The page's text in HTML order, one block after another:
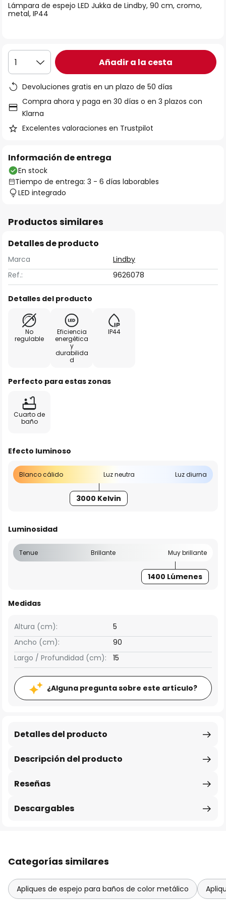
galería
de
Lámpara de espejo LED Jukka de Lindby, 90 cm, cromo,
metal, IP44
1 Añadir a la cesta
Devoluciones gratis en un plazo de 50 días
Compra ahora y paga en 30 días o en 3 plazos con
Klarna
Excelentes valoraciones en Trustpilot
Información de entrega
En stock
Tiempo de entrega: 3 - 6 días laborables
LED integrado
Productos similares
Detalles de producto
Marca
Lindby
Ref.:
9626078
Detalles del producto
No
regulable
Eficiencia
energética
y
durabilida
d
IP44
Perfecto para estas zonas
Cuarto de
baño
Efecto luminoso
Blanco cálido Luz neutra Luz diurna
3000 Kelvin
Luminosidad
Tenue Brillante Muy brillante
1400 Lúmenes
Medidas
Ancho (cm): 90
Altura (cm): 5
Largo / Profundidad (cm): 15
¿Alguna pregunta sobre este artículo?
Descripción del producto
Detalles del producto
Reseñas
Descargables
Categorías similares
Apliques de espejo para baños de color metálico